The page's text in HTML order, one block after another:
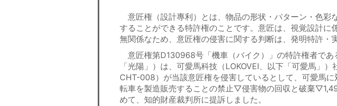
意匠権（設計專利）とは、物品の形状・パターン・色彩
することができる特許権のことです。意匠は、視覚設計に
無関係なため、意匠権の侵害に関する判断は、発明特許・
意匠権第D130968号「機車（バイク）」の特許権者であ
「光陽」）は、可愛馬科技（LOKOVEI、以下「可愛馬」
CHT-008）が当該意匠権を侵害しているとして、可愛馬
転車を製造販売することの禁止▽侵害物の回収と破棄
めて、知的財産裁判所に提訴しました。